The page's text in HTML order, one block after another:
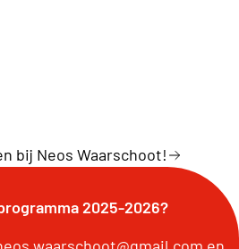
bij Neos Waarschoot!
2025-2026?